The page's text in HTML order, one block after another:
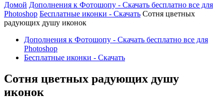
Домой Дополнения к Фотошопу - Скачать бесплатно все для
Photoshop Бесплатные иконки - Скачать Сотня цветных
радующих душу иконок
Дополнения к Фотошопу - Скачать бесплатно все для
Photoshop
Бесплатные иконки - Скачать
Сотня цветных радующих душу
иконок